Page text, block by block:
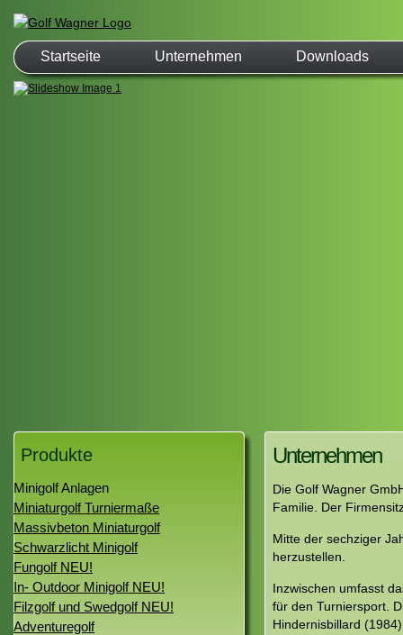
Startseite Unternehmen Downloads
Produkte
Minigolf Anlagen
Miniaturgolf Turniermaße
Massivbeton Miniaturgolf
Schwarzlicht Minigolf
Fungolf NEU!
In- Outdoor Minigolf NEU!
Filzgolf und Swedgolf NEU!
Adventuregolf
Unternehmen
Die Golf Wagner
Familie. Der
Mitte der sechziger
herzustellen.
Inzwischen umfasst
für den Turniersport.
Hindernisbillard